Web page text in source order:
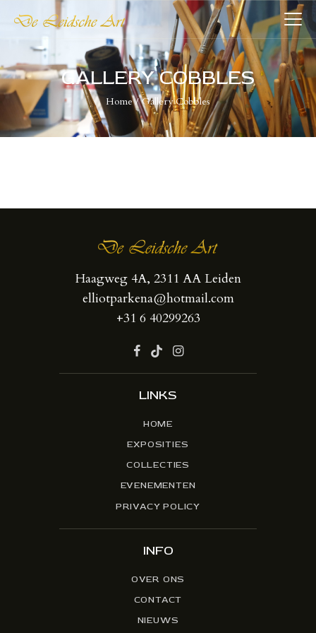
GALLERY COBBLES
Home Gallery Cobbles
DE LEIDSCHE ART
De plaatst voor kunst
HOME
COLLECTIES
Haagweg 4A, 2311 AA Leiden
elliotparkena@hotmail.com
+31 6 40299263
LINKS
HOME
EXPOSITIES
COLLECTIES
EVENEMENTEN
PRIVACY POLICY
INFO
OVER ONS
CONTACT
NIEUWS